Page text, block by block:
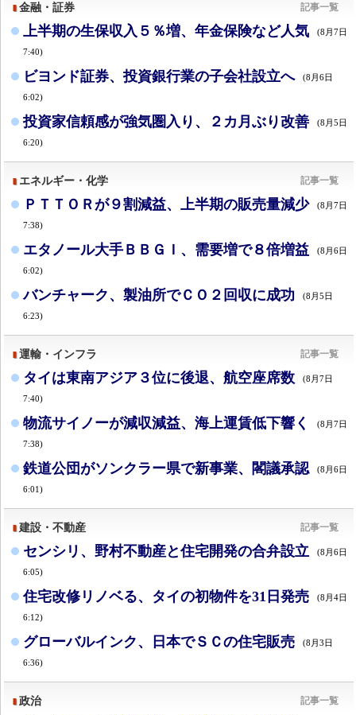
金融・証券 記事一覧
上半期の生保収入５％増、年金保険など人気 (8月7日
7:40)
ビヨンド証券、投資銀行業の子会社設立へ (8月6日
6:02)
投資家信頼感が強気圏入り、２カ月ぶり改善 (8月5日
6:20)
エネルギー・化学 記事一覧
ＰＴＴＯＲが９割減益、上半期の販売量減少 (8月7日
7:38)
エタノール大手ＢＢＧＩ、需要増で８倍増益 (8月6日
6:02)
バンチャーク、製油所でＣＯ２回収に成功 (8月5日
6:23)
運輸・インフラ 記事一覧
タイは東南アジア３位に後退、航空座席数 (8月7日
7:40)
物流サイノーが減収減益、海上運賃低下響く (8月7日
7:38)
鉄道公団がソンクラー県で新事業、閣議承認 (8月6日
6:01)
建設・不動産 記事一覧
センシリ、野村不動産と住宅開発の合弁設立 (8月6日
6:05)
住宅改修リノベる、タイの初物件を31日発売 (8月4日
6:12)
グローバルインク、日本でＳＣの住宅販売 (8月3日
6:36)
政治 記事一覧